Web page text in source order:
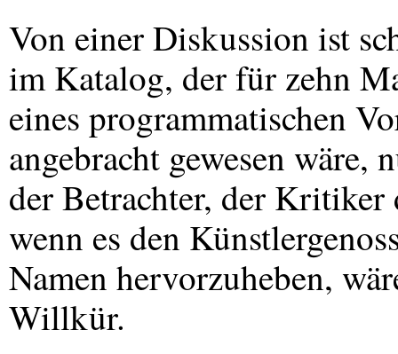
Von einer Diskussion ist
im Katalog, der für zehn
eines programmatischen
angebracht gewesen
der Betrachter, der Kritiker
wenn es den
Namen hervorzuheben,
Willkür.